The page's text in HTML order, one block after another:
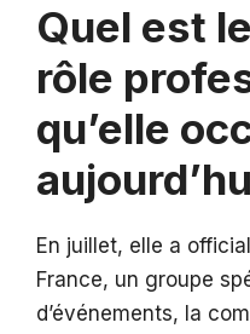
Quel est
rôle
qu’elle
En juillet, elle a
France, un groupe
d’événements, la